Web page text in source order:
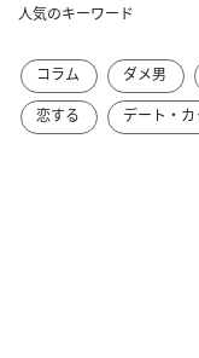
人気のキーワード
コラム ダメ男
恋する
デート・